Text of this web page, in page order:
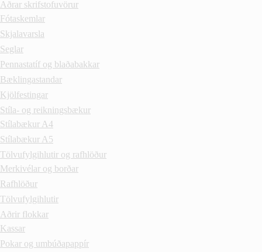
Aðrar skrifstofuvörur
Fótaskemlar
Skjalavarsla
Seglar
Pennastatíf og blaðabakkar
Bæklingastandar
Kjölfestingar
Stíla- og reikningsbækur
Stílabækur A4
Stílabækur A5
Tölvufylgihlutir og rafhlöður
Merkivélar og borðar
Rafhlöður
Tölvufylgihlutir
Aðrir flokkar
Kassar
Pokar og umbúðapappír